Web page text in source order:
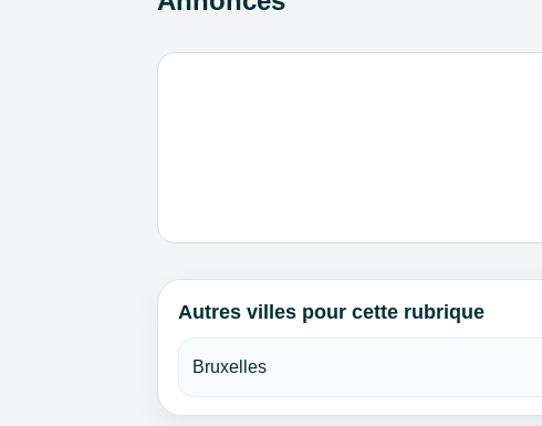
Autres villes pour cette rubrique
Bruxelles